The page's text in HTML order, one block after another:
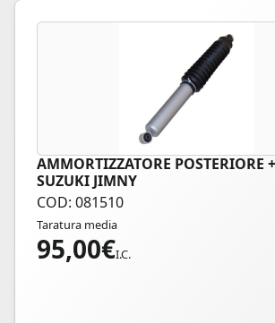
AMMORTIZZATORE POSTERIORE
SUZUKI JIMNY
COD: 081510
Taratura media
95,00€I.C.